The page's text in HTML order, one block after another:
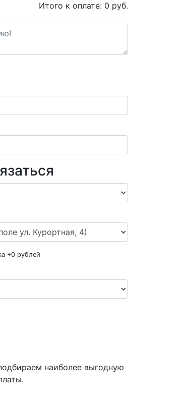
Итого к оплате: 0 руб.
+0 рублей
наиболее выгодную